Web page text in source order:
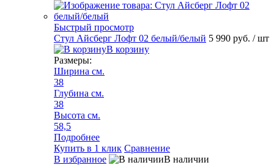
Быстрый просмотр
Стул Айсберг Лофт 02 белый/белый 5 990 руб. / шт
В корзину
Размеры:
Ширина см.
38
Глубина см.
38
Высота см.
58,5
Подробнее
Купить в 1 клик Сравнение
В избранное
В наличии